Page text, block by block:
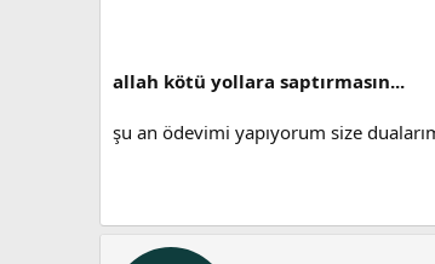
allah kötü yollara saptırmasın...
şu an ödevimi yapıyorum size